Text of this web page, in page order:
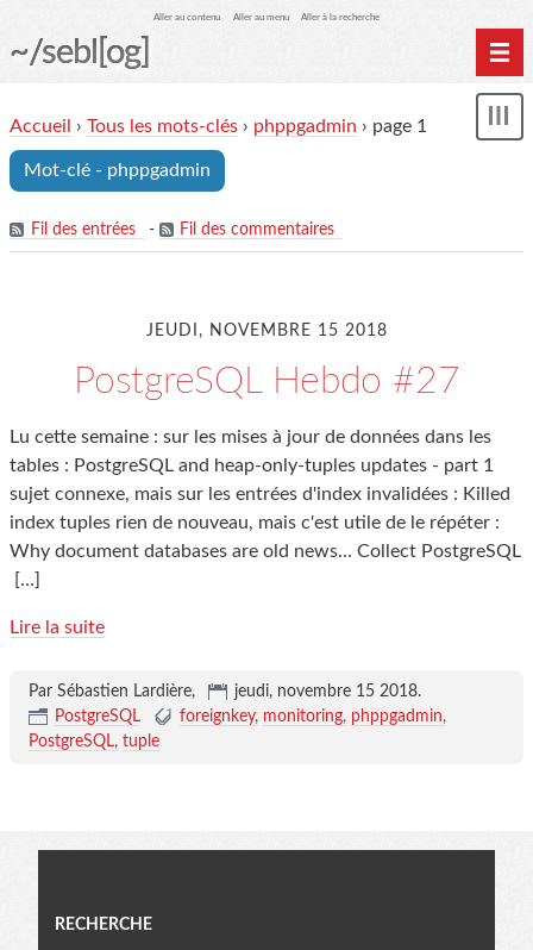
Aller au contenu Aller au menu Aller à la recherche
~/sebl[og]
Archives
Accueil › Tous les mots-clés › phppgadmin › page 1
Mot-clé - phppgadmin
Fil des entrées - Fil des commentaires
JEUDI, NOVEMBRE 15 2018
PostgreSQL Hebdo #27
Lu cette semaine : sur les mises à jour de données dans les
tables : PostgreSQL and heap-only-tuples updates - part 1
sujet connexe, mais sur les entrées d'index invalidées : Killed
index tuples rien de nouveau, mais c'est utile de le répéter :
Why document databases are old news… Collect PostgreSQL
[…]
Lire la suite
Par Sébastien Lardière, jeudi, novembre 15 2018.
PostgreSQL
foreignkey monitoring phppgadmin
PostgreSQL tuple
Menu
RECHERCHE